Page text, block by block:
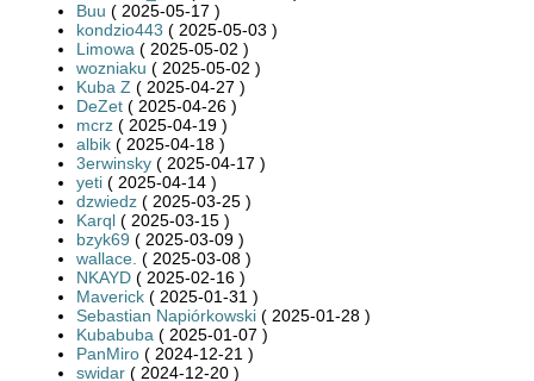
Buu ( 2025-05-17 )
kondzio443 ( 2025-05-03 )
Limowa ( 2025-05-02 )
wozniaku ( 2025-05-02 )
Kuba Z ( 2025-04-27 )
DeZet ( 2025-04-26 )
mcrz ( 2025-04-19 )
albik ( 2025-04-18 )
3erwinsky ( 2025-04-17 )
yeti ( 2025-04-14 )
dzwiedz ( 2025-03-25 )
Karql ( 2025-03-15 )
bzyk69 ( 2025-03-09 )
wallace. ( 2025-03-08 )
NKAYD ( 2025-02-16 )
Maverick ( 2025-01-31 )
Sebastian Napiórkowski ( 2025-01-28 )
Kubabuba ( 2025-01-07 )
PanMiro ( 2024-12-21 )
swidar ( 2024-12-20 )